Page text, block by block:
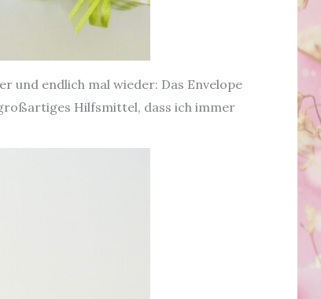
und endlich mal wieder: Das Envelope
Hilfsmittel, dass ich immer